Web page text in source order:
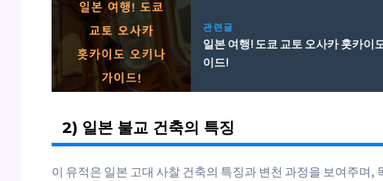
관련글
일본 여행! 도쿄 교토 오사카 홋카이
이드!
2) 일본 불교 건축의 특징
이 유적은 일본 고대 사찰 건축의 특징과 변천 과정을 보여주며,